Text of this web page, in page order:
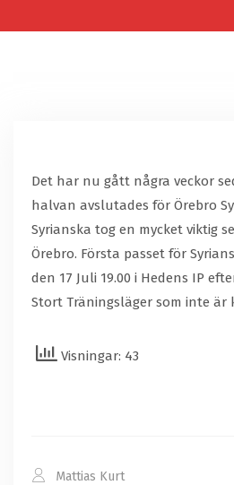
Det har nu gått några veckor
halvan avslutades för Örebro
Syrianska tog en mycket viktig
Örebro. Första passet för
den 17 Juli 19.00 i Hedens IP
Stort Träningsläger som inte är
Visningar: 43
Mattias Kurt